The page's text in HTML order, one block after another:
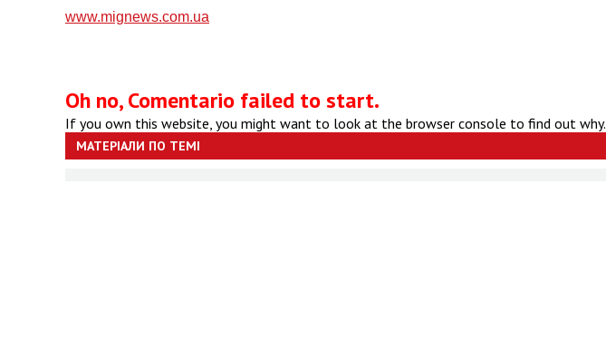
www.mignews.com.ua
Oh no, Comentario failed to start.
If you own this website, you might want to look at the browser console to find out why.
МАТЕРІАЛИ ПО ТЕМІ